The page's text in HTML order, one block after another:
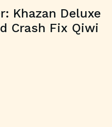
Khazan Deluxe
Crash Fix Qiwi